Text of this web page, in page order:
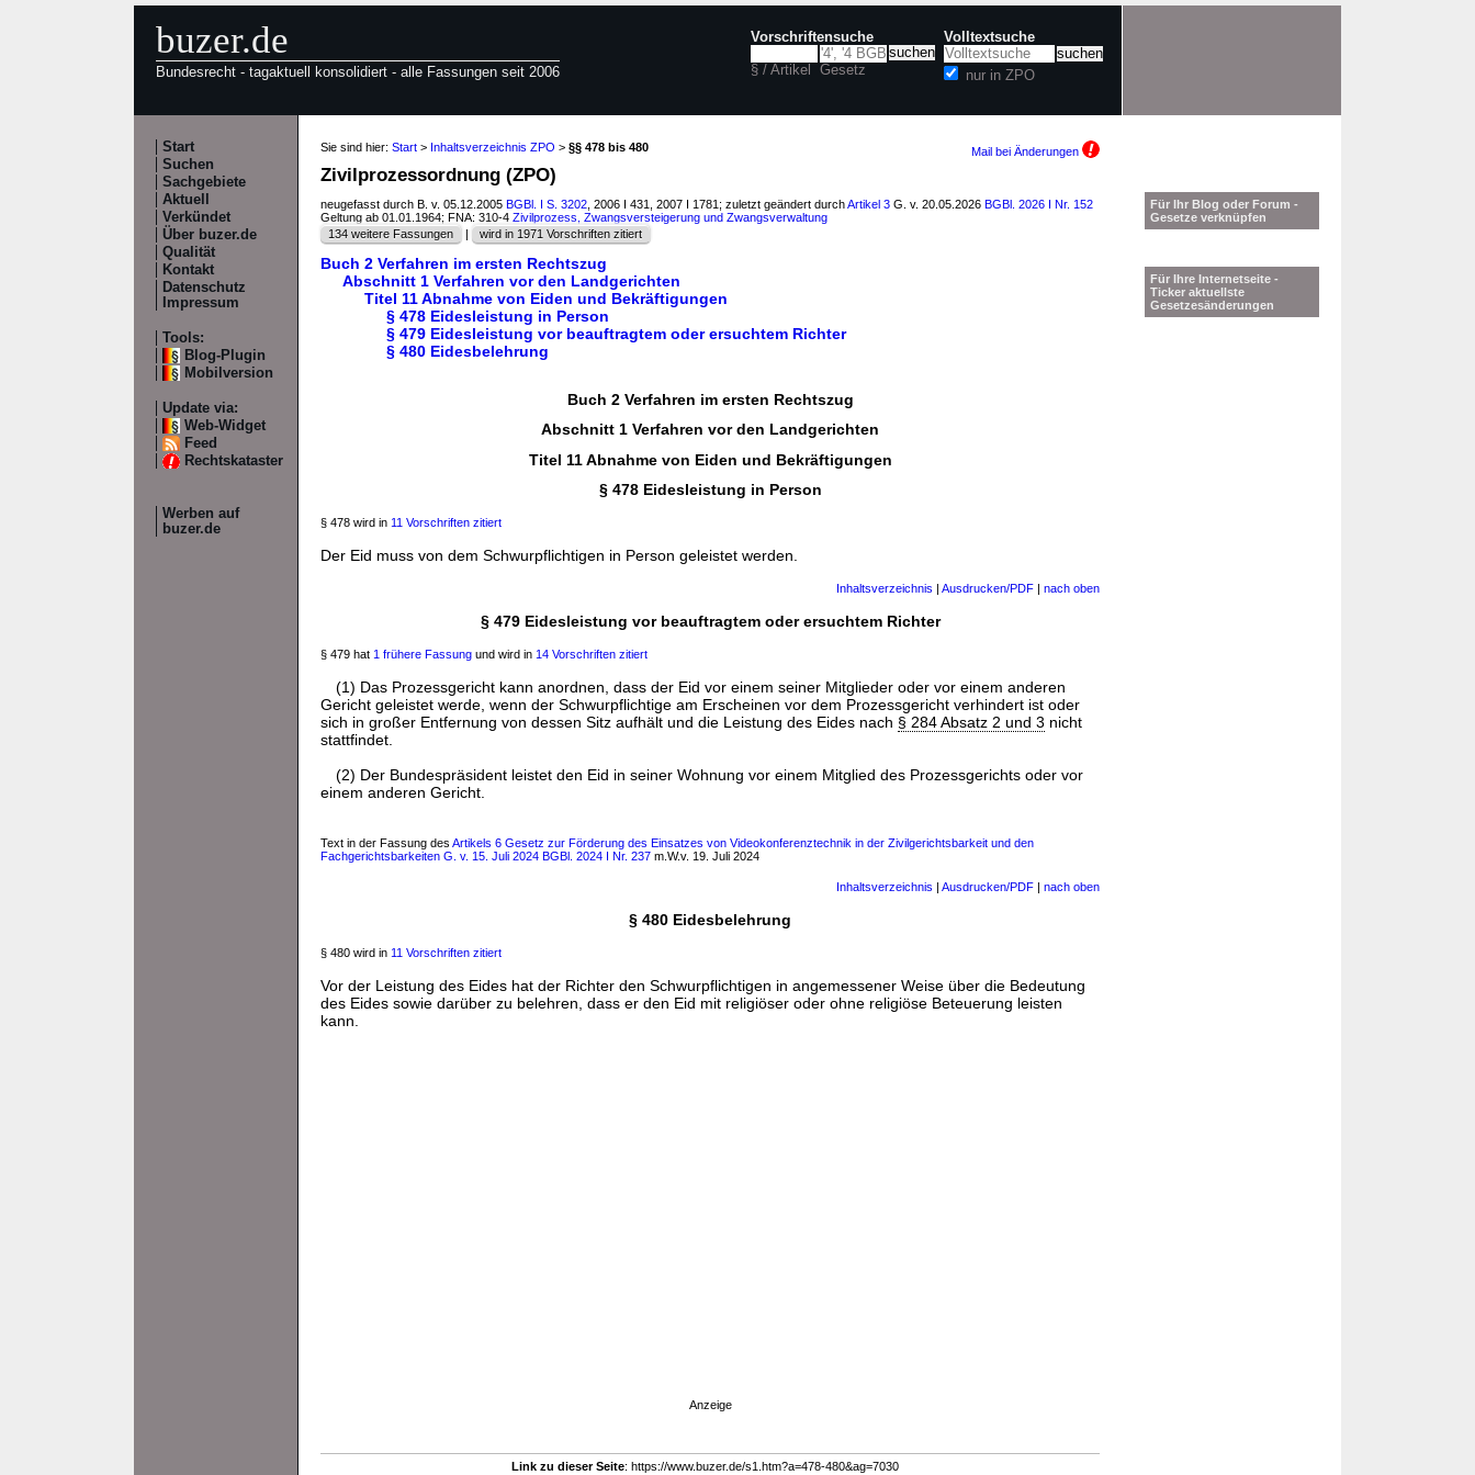
buzer.de
Bundesrecht - tagaktuell konsolidiert - alle Fassungen seit 2006
Vorschriftensuche
§ / Artikel Gesetz
Volltextsuche
nur in ZPO
Start
Suchen
Sachgebiete
Aktuell
Verkündet
Über buzer.de
Qualität
Kontakt
Datenschutz
Impressum
Tools:
Blog-Plugin
Mobilversion
Update via:
Web-Widget
Feed
Rechtskataster
Werben auf
buzer.de
Sie sind hier: Start > Inhaltsverzeichnis ZPO > §§ 478 bis 480 Mail bei Änderungen
Zivilprozessordnung (ZPO)
neugefasst durch B. v. 05.12.2005 BGBl. I S. 3202 , 2006 I 431, 2007 I 1781; zuletzt geändert durchArtikel 3 G. v. 20.05.2026 BGBl. 2026 I Nr. 152
Geltung ab 01.01.1964; FNA: 310-4 Zivilprozess, Zwangsversteigerung und Zwangsverwaltung
134 weitere Fassungen
| wird in 1971 Vorschriften zitiert
Buch 2 Verfahren im ersten Rechtszug
Abschnitt 1 Verfahren vor den Landgerichten
Titel 11 Abnahme von Eiden und Bekräftigungen
§ 478 Eidesleistung in Person
§ 479 Eidesleistung vor beauftragtem oder ersuchtem Richter
§ 480 Eidesbelehrung
Buch 2 Verfahren im ersten Rechtszug
Abschnitt 1 Verfahren vor den Landgerichten
Titel 11 Abnahme von Eiden und Bekräftigungen
§ 478 Eidesleistung in Person
§ 478 wird in 11 Vorschriften zitiert
Der Eid muss von dem Schwurpflichtigen in Person geleistet werden.
Inhaltsverzeichnis Ausdrucken/PDF nach oben
§ 479 Eidesleistung vor beauftragtem oder ersuchtem Richter
§ 479 hat 1 frühere Fassung und wird in 14 Vorschriften zitiert
(1) Das Prozessgericht kann anordnen, dass der Eid vor einem seiner Mitglieder oder vor einem anderen
Gericht geleistet werde, wenn der Schwurpflichtige am Erscheinen vor dem Prozessgericht verhindert ist oder
sich in großer Entfernung von dessen Sitz aufhält und die Leistung des Eides nach § 284 Absatz 2 und 3 nicht
stattfindet.
(2) Der Bundespräsident leistet den Eid in seiner Wohnung vor einem Mitglied des Prozessgerichts oder vor
einem anderen Gericht.
Text in der Fassung des Artikels 6 Gesetz zur Förderung des Einsatzes von Videokonferenztechnik in der Zivilgerichtsbarkeit und den
Fachgerichtsbarkeiten G. v. 15. Juli 2024 BGBl. 2024 I Nr. 237 m.W.v. 19. Juli 2024
Inhaltsverzeichnis Ausdrucken/PDF nach oben
§ 480 Eidesbelehrung
§ 480 wird in 11 Vorschriften zitiert
Vor der Leistung des Eides hat der Richter den Schwurpflichtigen in angemessener Weise über die Bedeutung
des Eides sowie darüber zu belehren, dass er den Eid mit religiöser oder ohne religiöse Beteuerung leisten
kann.
Anzeige
Link zu dieser Seite: https://www.buzer.de/s1.htm?a=478-480&ag=7030
Für Ihr Blog oder Forum -
Gesetze verknüpfen
Für Ihre Internetseite -
Ticker aktuellste
Gesetzesänderungen